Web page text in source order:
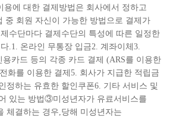
에 대한 결제방법은 회사에서 정하고
중 회원 자신이 가능한 방법으로 결제가
수단마다 결제수단의 특성에 따른 일정한
.1. 온라인 무통장 입금2. 계좌이체3.
카드 등의 각종 카드 결제 (ARS를 이용한
화를 이용한 결제5. 회사가 지급한 적립금
정하는 유효한 할인쿠폰6. 기타 서비스 및
있는 방법③미성년자가 유료서비스를
체결하는 경우,당해 미성년자는